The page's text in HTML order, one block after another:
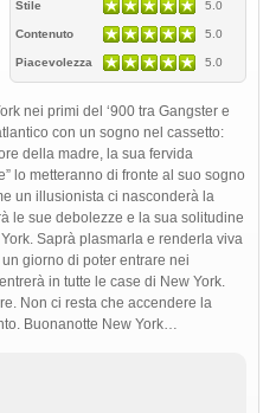
Stile 5.0
Contenuto 5.0
Piacevolezza 5.0
nei primi del ‘900 tra Gangster e
con un sogno nel cassetto:
della madre, la sua fervida
lo metteranno di fronte al suo sogno
un illusionista ci nasconderà la
le sue debolezze e la sua solitudine
Saprà plasmarla e renderla viva
giorno di poter entrare nei
in tutte le case di New York.
Non ci resta che accendere la
Buonanotte New York…